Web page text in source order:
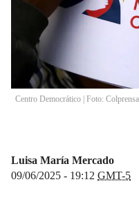
Centro Democrático | Foto: Colprensa
Luisa María Mercado
09/06/2025 - 19:12 GMT-5